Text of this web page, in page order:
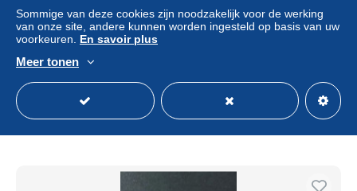
United States Token George Washington
± US$ 5,78
Sommige van deze cookies zijn noodzakelijk voor de werking
van onze site, andere kunnen worden ingesteld op basis van uw
voorkeuren. En savoir plus
Meer tonen